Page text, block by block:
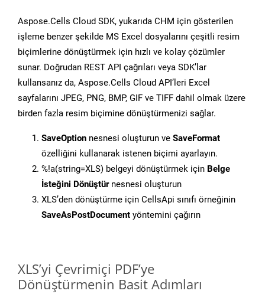
Aspose.Cells Cloud SDK, yukarıda CHM için gösterilen
işleme benzer şekilde MS Excel dosyalarını çeşitli resim
biçimlerine dönüştürmek için hızlı ve kolay çözümler
sunar. Doğrudan REST API çağrıları veya SDK’lar
kullansanız da, Aspose.Cells Cloud API’leri Excel
sayfalarını JPEG, PNG, BMP, GIF ve TIFF dahil olmak üzere
birden fazla resim biçimine dönüştürmenizi sağlar.
SaveOption nesnesi oluşturun ve SaveFormat
özelliğini kullanarak istenen biçimi ayarlayın.
%!a(string=XLS) belgeyi dönüştürmek için Belge
İsteğini Dönüştürnesnesi oluşturun
XLS’den dönüştürme için CellsApi sınıfı örneğinin
SaveAsPostDocument yöntemini çağırın
XLS’yi Çevrimiçi PDF’ye
Dönüştürmenin Basit Adımları